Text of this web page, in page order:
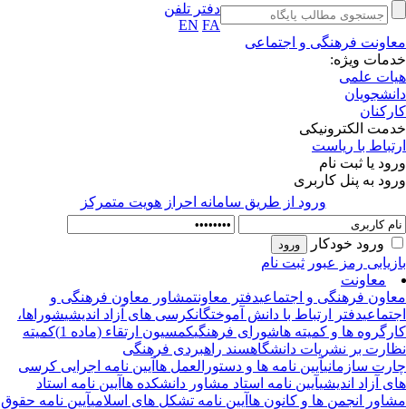
دفتر تلفن
EN FA
فرهنگی و اجتماعی
ویژه:
علمی
الکترونیکی
با ریاست
یا ثبت نام
به پنل کاربری
ورود از طريق سامانه احراز هويت متمركز
ورود خودکار
رمز عبور ثبت نام
معاونت
فرهنگی و اجتماعیدفتر معاونتمشاور معاون فرهنگی و
دفتر ارتباط با دانش آموختگانکرسی های آزاد اندیشیشوراها،
ها و کمیته هاشورای فرهنگیکمسیون ارتقاء (ماده 1)
کمیته
بر نشریات دانشگاهسند راهبردی فرهنگی
سازمانیآیین نامه ها و دستورالعمل هاآیین نامه اجرایی کرسی
آزاد اندیشیآیین نامه استاد مشاور دانشکده هاآیین نامه استاد
انجمن ها و کانون هاآیین نامه تشکل های اسلامیآیین نامه حقوق